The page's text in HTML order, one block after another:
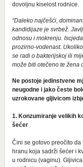
dovoljnu kiselost rodnice.
“Daleko najčešći,
kandidijaze je svrbež.
odnosu i mokrenju.
prozirno-vodenast.
se radi o bakterijskoj ili
može biti otečeno te žena
Ne postoje jedinstvene
neugodne i jako česte
uzrokovane gljivicom
1. Konzumiranje velikih
šećer
Čini se gotovo preočito
hranu koja sadrži šećer i
u rodnicu (vaginu).